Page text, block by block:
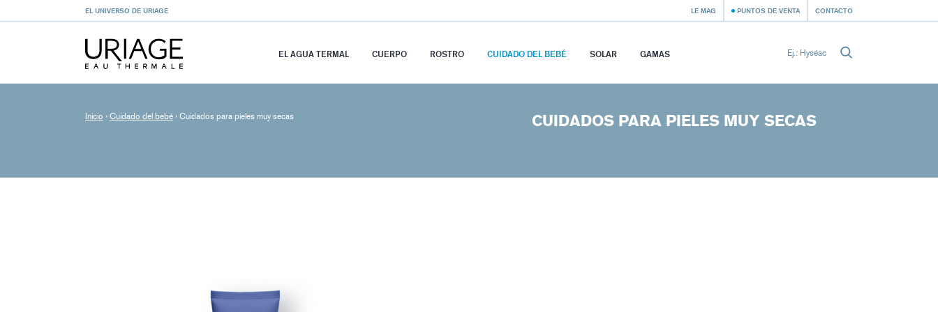
EL UNIVERSO DE URIAGE LE MAG PUNTOS DE VENTA CONTACTO
EL AGUA TERMAL CUERPO ROSTRO CUIDADO DEL BEBÉ SOLAR GAMAS
Inicio › Cuidado del bebé › Cuidados para pieles muy secas CUIDADOS PARA PIELES MUY SECAS